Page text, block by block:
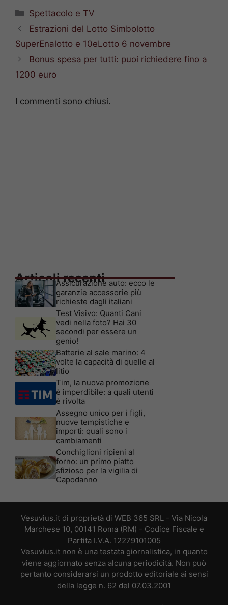
Categorie
Spettacolo e TV
Estrazioni del Lotto Simbolotto
SuperEnalotto e 10eLotto 6 novembre
Bonus spesa per tutti: puoi richiedere fino a
1200 euro
I commenti sono chiusi.
Articoli recenti
Assicurazione auto: ecco le
garanzie accessorie più
richieste dagli italiani
Test Visivo: Quanti Cani
vedi nella foto? Hai 30
secondi per essere un
genio!
Batterie al sale marino: 4
volte la capacità di quelle al
litio
Tim, la nuova promozione
è imperdibile: a quali utenti
è rivolta
Assegno unico per i figli,
nuove tempistiche e
importi: quali sono i
cambiamenti
Conchiglioni ripieni al
forno: un primo piatto
sfizioso per la vigilia di
Capodanno
Vesuvius.it di proprietà di WEB 365 SRL - Via Nicola
Marchese 10, 00141 Roma (RM) - Codice Fiscale e
Partita I.V.A. 12279101005
Vesuvius.it non è una testata giornalistica, in quanto
viene aggiornato senza alcuna periodicità. Non può
pertanto considerarsi un prodotto editoriale ai sensi
della legge n. 62 del 07.03.2001